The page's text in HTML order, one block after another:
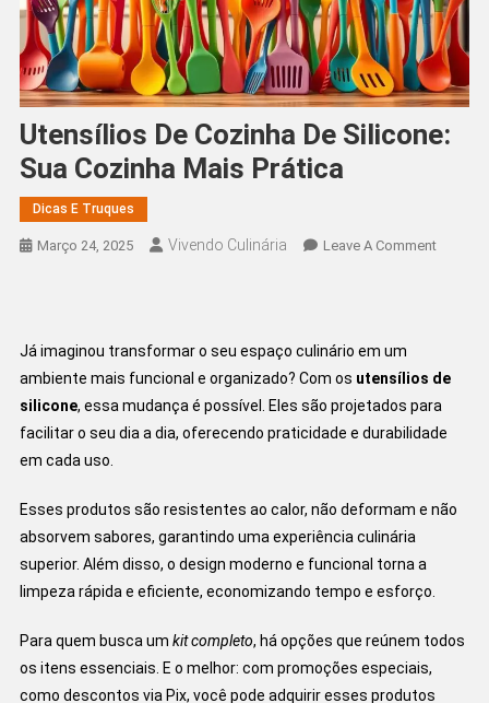
Utensílios De Cozinha De Silicone:
Sua Cozinha Mais Prática
Dicas E Truques
Março 24, 2025 Vivendo Culinária Leave A CommentOn
Silicone:
Já imaginou transformar o seu espaço culinário em um
ambiente mais funcional e organizado? Com os utensílios de
silicone, essa mudança é possível. Eles são projetados para
facilitar o seu dia a dia, oferecendo praticidade e durabilidade
em cada uso.
Esses produtos são resistentes ao calor, não deformam e não
absorvem sabores, garantindo uma experiência culinária
superior. Além disso, o design moderno e funcional torna a
limpeza rápida e eficiente, economizando tempo e esforço.
Para quem busca um kit completo, há opções que reúnem todos
os itens essenciais. E o melhor: com promoções especiais,
como descontos via Pix, você pode adquirir esses produtos